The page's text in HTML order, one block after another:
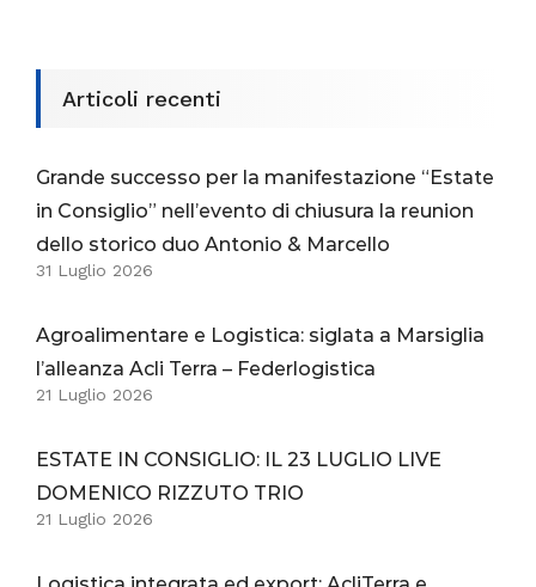
Articoli recenti
Grande successo per la manifestazione “Estate
in Consiglio” nell’evento di chiusura la reunion
dello storico duo Antonio & Marcello
31 Luglio 2026
Agroalimentare e Logistica: siglata a Marsiglia
l’alleanza Acli Terra – Federlogistica
21 Luglio 2026
ESTATE IN CONSIGLIO: IL 23 LUGLIO LIVE
DOMENICO RIZZUTO TRIO
21 Luglio 2026